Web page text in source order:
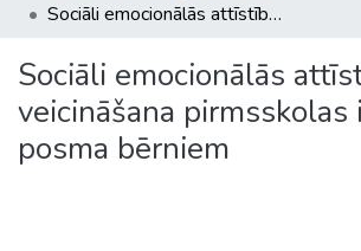
Sociāli emocionālās attīstības veicināšana pirmsskolas izglītības 1. posma bērniem
Sociāli emocionālās
veicināšana
posma bērniem